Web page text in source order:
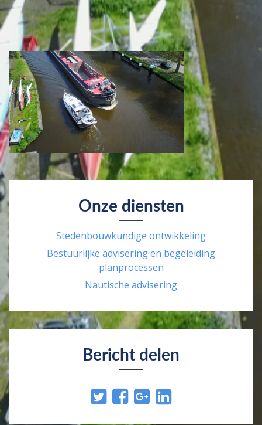
Onze diensten
Stedenbouwkundige ontwikkeling
Bestuurlijke advisering en begeleiding
planprocessen
Nautische advisering
Bericht delen